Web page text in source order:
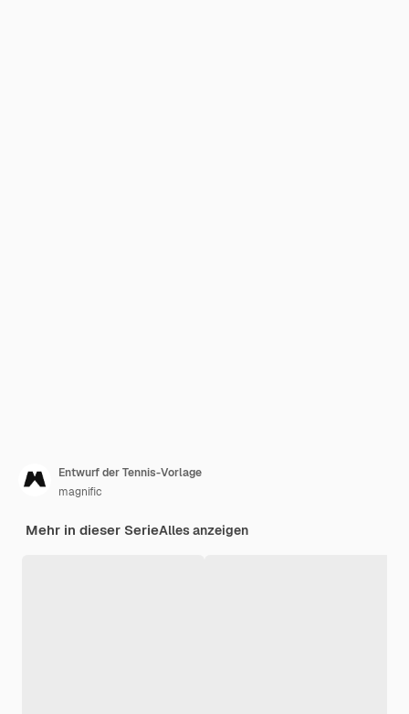
Entwurf der Tennis-Vorlage
magnific
Mehr in dieser SerieAlles anzeigen